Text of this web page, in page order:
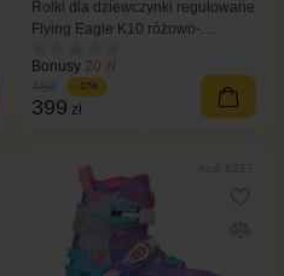
Rolki dla dziewczynki regulowane
Flying Eagle K10 różowo-
Bonusy 20 zł
-17%
399 zł